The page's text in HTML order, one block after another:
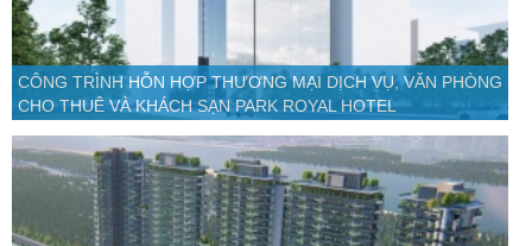
CÔNG TRÌNH HỖN HỢP THƯƠNG MẠI DỊCH VỤ, VĂN PHÒNG
CHO THUÊ VÀ KHÁCH SẠN PARK ROYAL HOTEL